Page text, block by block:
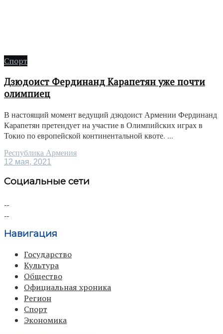
Спорт
Дзюдоист Фердинанд Карапетян уже почти
олимпиец
В настоящий момент ведущий дзюдоист Армении Фердинанд
Карапетян претендует на участие в Олимпийских играх в
Токио по европейской континентальной квоте. ...
Республика Армения
12 мая, 2021
Социальные сети
Навигация
Государство
Культура
Общество
Официальная хроника
Регион
Спорт
Экономика